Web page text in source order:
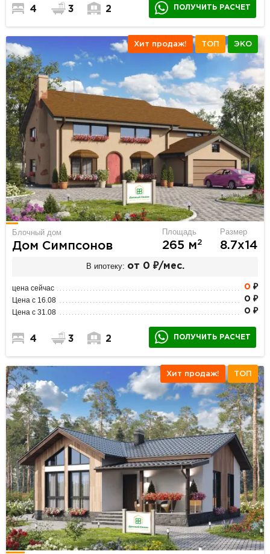
4 3 2 ПОЛУЧИТЬ РАСЧЕТ
Хит продаж! ТОП ЭКО
Блочный дом
Дом Симпсонов
Площадь
265 м2
Размер
8.7х14
В ипотеку: от 0 ₽/мес.
цена сейчас 0 ₽
Цена с 16.08 0 ₽
Цена с 31.08 0 ₽
4 3 2 ПОЛУЧИТЬ РАСЧЕТ
Хит продаж! ТОП